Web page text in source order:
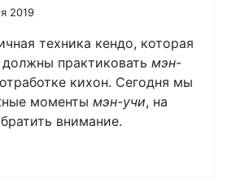
2019
техника кендо, которая
практиковать мэн-
кихон. Сегодня мы
моменты мэн-учи, на
внимание.